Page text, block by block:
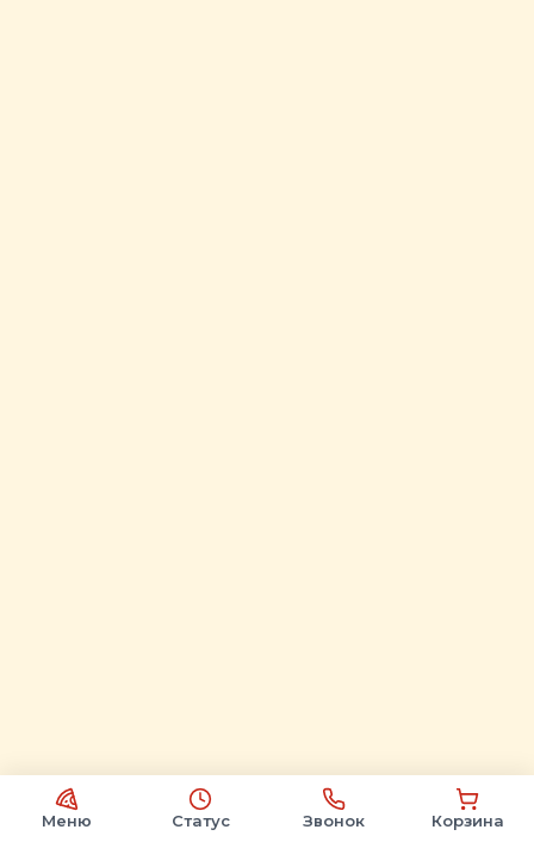
Меню Статус Звонок Корзина